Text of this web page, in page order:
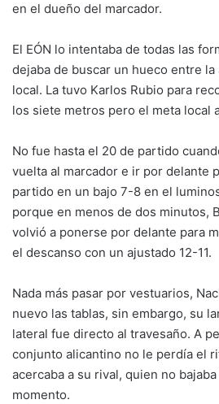
en el dueño del marcador.
El EÓN lo intentaba de todas las
dejaba de buscar un hueco entre
local. La tuvo Karlos Rubio para
los siete metros pero el meta local
No fue hasta el 20 de partido
vuelta al marcador e ir por delante
partido en un bajo 7-8 en el
porque en menos de dos minutos,
volvió a ponerse por delante para
el descanso con un ajustado 12-11.
Nada más pasar por vestuarios,
nuevo las tablas, sin embargo, su
lateral fue directo al travesaño. A
conjunto alicantino no le perdía el
acercaba a su rival, quien no
momento.